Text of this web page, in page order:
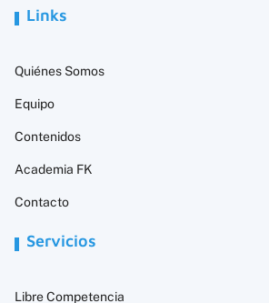
Links
Quiénes Somos
Equipo
Contenidos
Academia FK
Contacto
Servicios
Libre Competencia